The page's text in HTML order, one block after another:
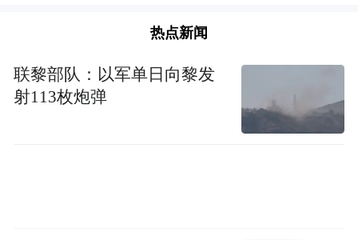
热点新闻
联黎部队：以军单日向黎发
射113枚炮弹